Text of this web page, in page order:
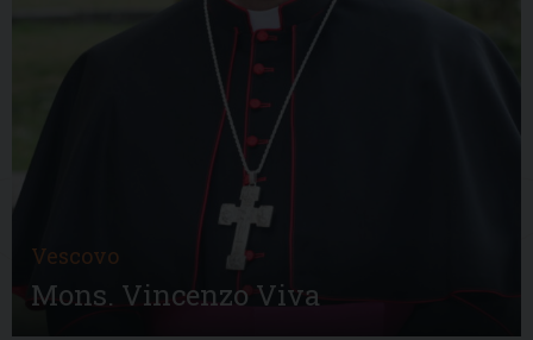
Vescovo
Mons. Vincenzo Viva